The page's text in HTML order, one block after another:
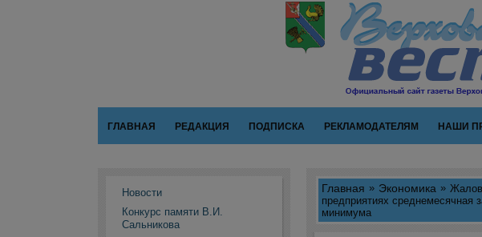
ГЛАВНАЯ РЕДАКЦИЯ ПОДПИСКА РЕКЛАМОДАТЕЛЯМ НАШИ
Новости
Конкурс памяти В.И.
Сальникова
Главная Экономика
предприятиях среднемесячная
минимума